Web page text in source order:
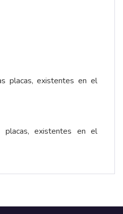
placas, existentes en el